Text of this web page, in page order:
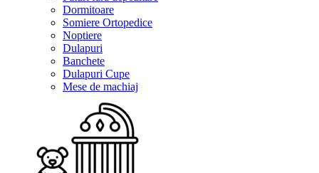
Dormitoare
Somiere Ortopedice
Noptiere
Dulapuri
Banchete
Dulapuri Cupe
Mese de machiaj